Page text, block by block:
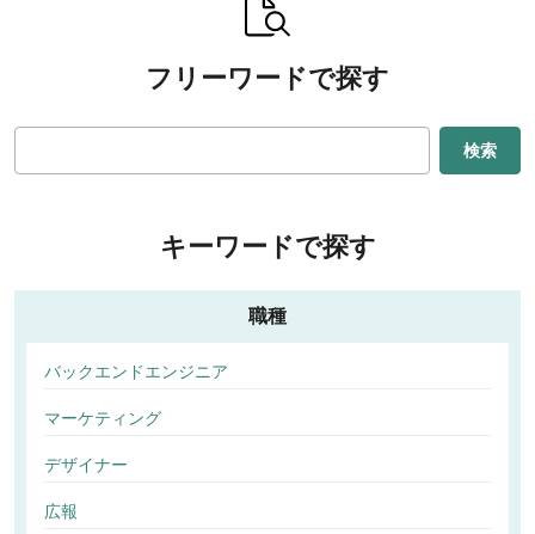
フリーワードで探す
検索
キーワードで探す
職種
バックエンドエンジニア
マーケティング
デザイナー
広報